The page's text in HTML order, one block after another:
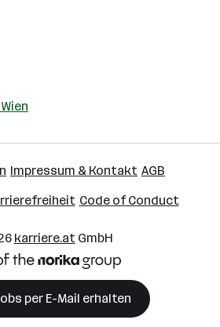
Impressum & Kontakt AGB
Code of Conduct
karriere.atGmbH
per E-Mail erhalten